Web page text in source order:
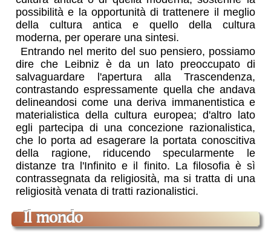
possibilità e la opportunità di trattenere il meglio
della cultura antica e quello della cultura
moderna, per operare una sintesi.
Entrando nel merito del suo pensiero, possiamo
dire che Leibniz è da un lato preoccupato di
salvaguardare l'apertura alla Trascendenza,
contrastando espressamente quella che andava
delineandosi come una deriva immanentistica e
materialistica della cultura europea; d'altro lato
egli partecipa di una concezione razionalistica,
che lo porta ad esagerare la portata conoscitiva
della ragione, riducendo specularmente le
distanze tra l'Infinito e il finito. La filosofia è sì
contrassegnata da religiosità, ma si tratta di una
religiosità venata di tratti razionalistici.
il mondo